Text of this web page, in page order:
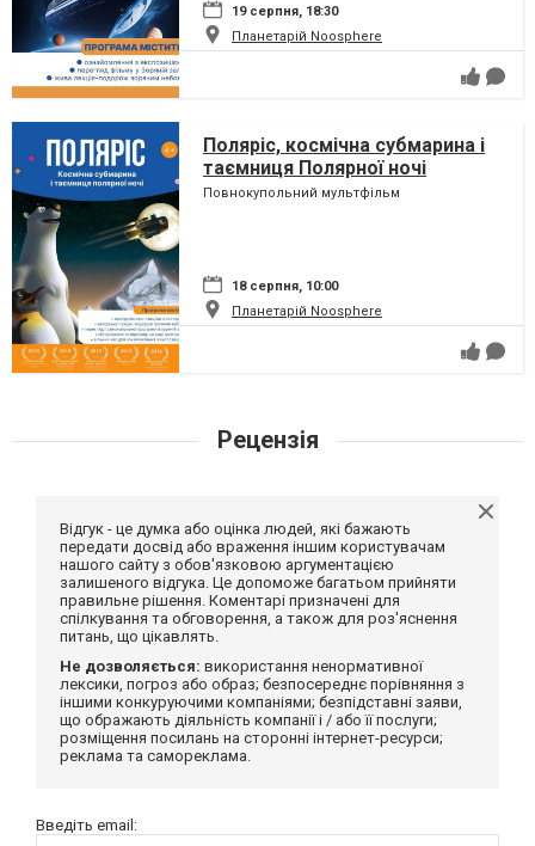
19 серпня, 18:30
Планетарій Noosphere
Поляріс, космічна субмарина і
таємниця Полярної ночі
Повнокупольний мультфільм
18 серпня, 10:00
Планетарій Noosphere
Рецензія
Відгук - це думка або оцінка людей, які бажають
передати досвід або враження іншим користувачам
нашого сайту з обов'язковою аргументацією
залишеного відгука. Це допоможе багатьом прийняти
правильне рішення. Коментарі призначені для
спілкування та обговорення, а також для роз'яснення
питань, що цікавлять.
Не дозволяється: використання ненормативної
лексики, погроз або образ; безпосереднє порівняння з
іншими конкуруючими компаніями; безпідставні заяви,
що ображають діяльність компанії і / або її послуги;
розміщення посилань на сторонні інтернет-ресурси;
реклама та самореклама.
Введіть email: